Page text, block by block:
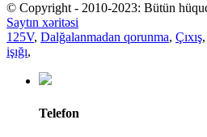
© Copyright - 2010-2023: Bütün
Saytın xəritəsi
125V, Dalğalanmadan qorunma, Çıxış,
işığı,
Telefon